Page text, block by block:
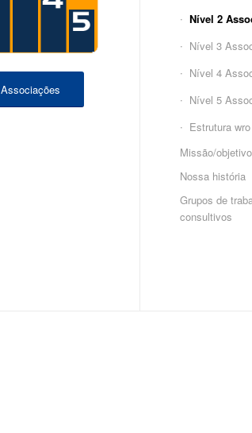
Associações
Nível 2
Nível 3
Nível 4
Nível 5
Estrutura wro
Missão/
Nossa história
Grupos de
consultivos